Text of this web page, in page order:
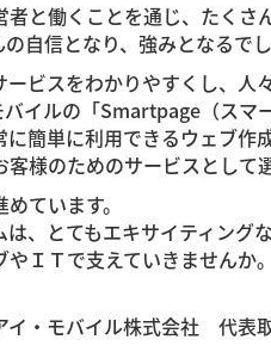
と働くことを通じ、たくさ
自信となり、強みとなるで
ビスをわかりやすくし、人
イルの「Smartpage（スマ
簡単に利用できるウェブ作
様のためのサービスとして
ています。
、とてもエキサイティング
ＩＴで支えていきませんか。
イ・モバイル株式会社 代表